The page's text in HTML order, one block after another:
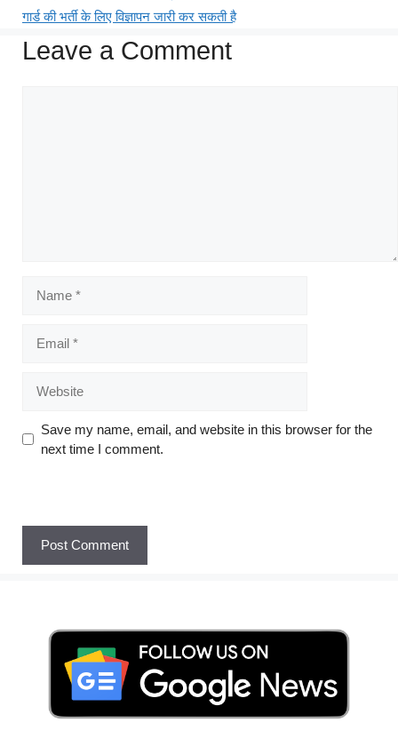
गार्ड की भर्ती के लिए विज्ञापन जारी कर सकती है
Leave a Comment
Save my name, email, and website in this browser for the
next time I comment.